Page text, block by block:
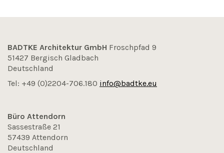
BADTKE Architektur GmbH Froschpfad 9
51427 Bergisch Gladbach
Deutschland
Tel: +49 (0)2204-706.180 info@badtke.eu
Büro Attendorn
Sassestraße 21
57439 Attendorn
Deutschland